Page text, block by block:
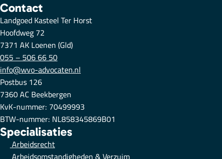
Contact
Landgoed Kasteel Ter Horst
Hoofdweg 72
7371 AK Loenen (Gld)
055 – 506 66 50
info@wvo-advocaten.nl
Postbus 126
7360 AC Beekbergen
KvK-nummer: 70499993
BTW-nummer: NL858345869B01
Specialisaties
Arbeidsrecht